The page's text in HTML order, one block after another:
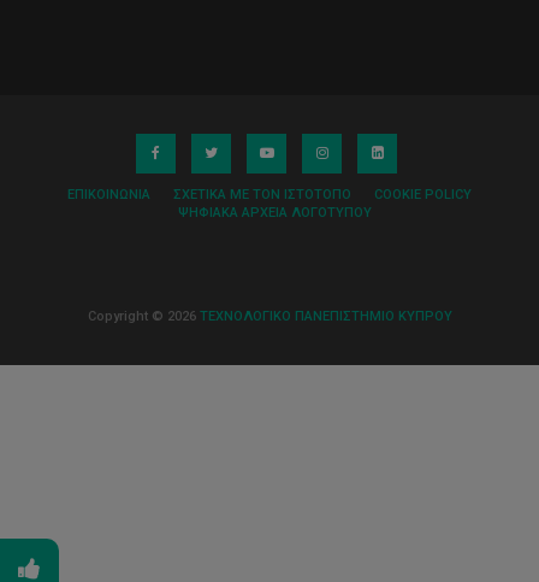
ΕΠΙΚΟΙΝΩΝΊΑ ΣΧΕΤΙΚΆ ΜΕ ΤΟΝ ΙΣΤΌΤΟΠΟ
COOKIE POLICY
ΨΗΦΙΑΚΆ ΑΡΧΕΊΑ ΛΟΓΌΤΥΠΟΥ
Copyright © 2026 ΤΕΧΝΟΛΟΓΙΚΟ ΠΑΝΕΠΙΣΤΗΜΙΟ ΚΥΠΡΟΥ